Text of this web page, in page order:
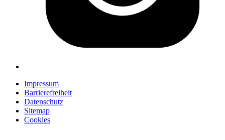
Impressum
Barrierefreiheit
Datenschutz
Sitemap
Cookies